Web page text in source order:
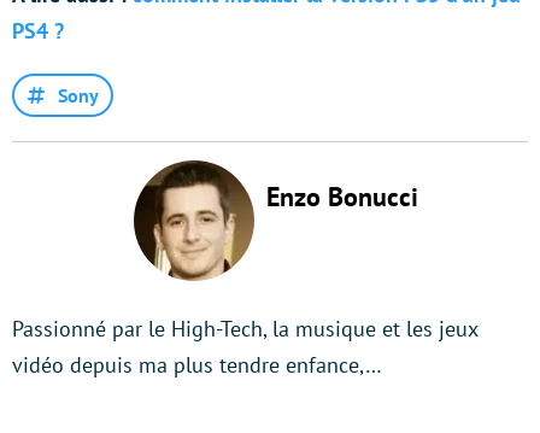
PS4 ?
Sony
Enzo Bonucci
Passionné par le High-Tech, la musique et les jeux
vidéo depuis ma plus tendre enfance,…